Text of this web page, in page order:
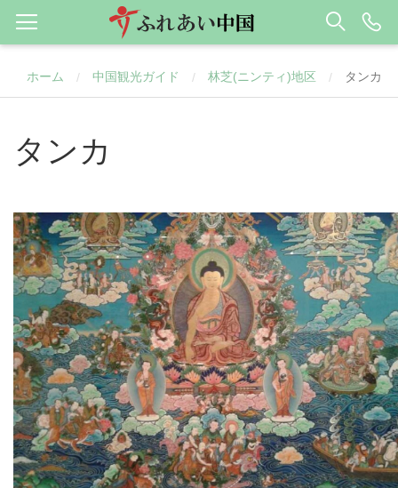
ホーム / 中国観光ガイド / 林芝(ニンティ)地区 / タンカ
タンカ